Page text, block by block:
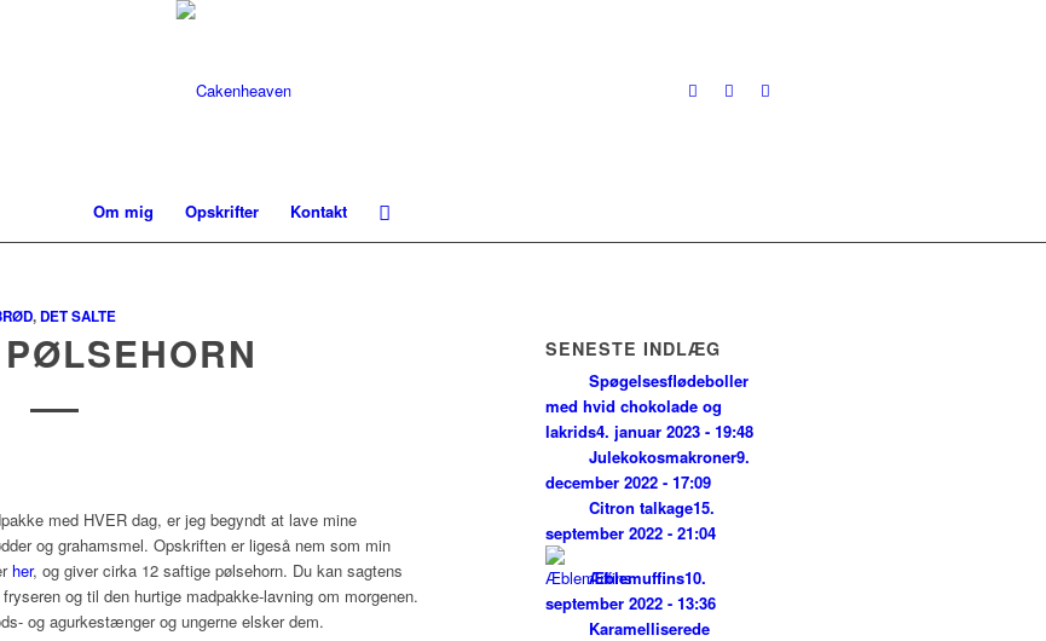
Om mig Opskrifter Kontakt
,DET SALTE
med HVER dag, er jeg begyndt at lave mine
og grahamsmel. Opskriften er ligeså nem som min
her, og giver cirka 12 saftige pølsehorn. Du kan sagtens
og til den hurtige madpakke-lavning om morgenen.
og agurkestænger og ungerne elsker dem.
SENESTE INDLÆG
Spøgelsesflødeboller
med hvid chokolade og
lakrids4. januar 2023 - 19:48
Julekokosmakroner9.
december 2022 - 17:09
Citron talkage15.
september 2022 - 21:04
Æblemuffins10.
september 2022 - 13:36
Karamelliserede